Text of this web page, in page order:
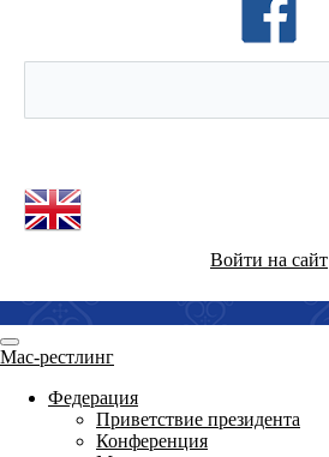
Войти на сайт
Мас-рестлинг
Федерация
Приветствие президента
Конференция